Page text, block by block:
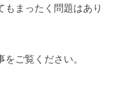
もまったく問題はあり
ご覧ください。